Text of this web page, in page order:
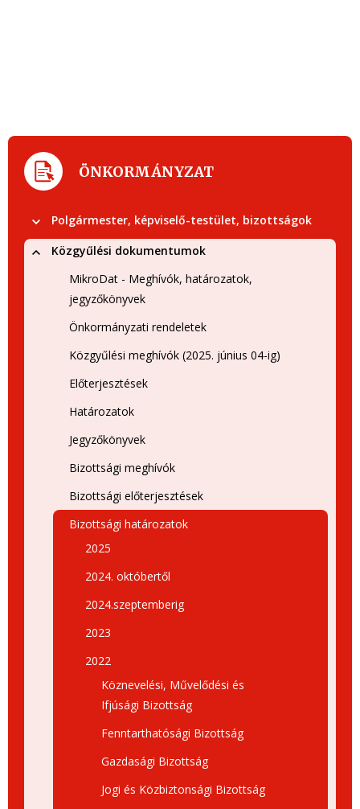
ÖNKORMÁNYZAT
Polgármester, képviselő-testület, bizottságok
Közgyűlési dokumentumok
MikroDat - Meghívók, határozatok,
jegyzőkönyvek
Önkormányzati rendeletek
Közgyűlési meghívók (2025. június 04-ig)
Előterjesztések
Határozatok
Jegyzőkönyvek
Bizottsági meghívók
Bizottsági előterjesztések
Bizottsági határozatok
2025
2024. októbertől
2024.szeptemberig
2023
2022
Köznevelési, Művelődési és
Ifjúsági Bizottság
Fenntarthatósági Bizottság
Gazdasági Bizottság
Jogi és Közbiztonsági Bizottság